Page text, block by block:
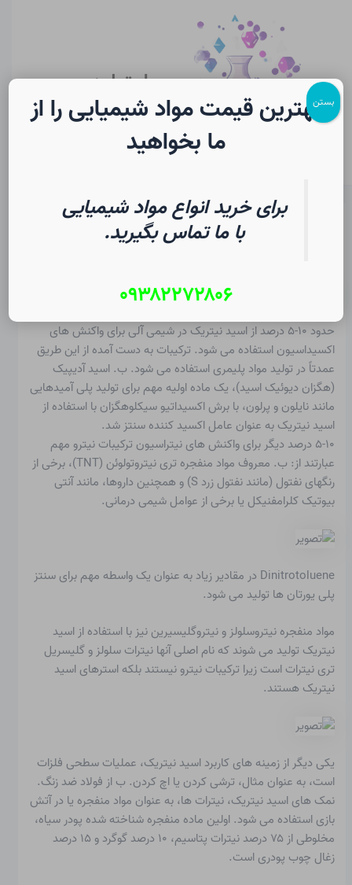
سایت لرن
شیمی
کاربردهای اسید نیتریک در شیمی
حدود ۱۰-۵ درصد از اسید نیتریک در شیمی آلی برای واکنش های
اکسیداسیون استفاده می شود. ترکیبات به دست آمده از این طریق
عمدتاً در تولید مواد پلیمری استفاده می شود. ب.اسید آدیپیک
(هگزان دیوئیک اسید)، یک ماده اولیه مهم برای تولید پلی آمیدهایی
مانند نایلون و پرلون، با برش اکسیداتیو سیکلوهگزان با استفاده از
اسید نیتریک به عنوان عامل اکسید کننده سنتز شد.
۵-۱۰ درصد دیگر برای
واکنش های نیتراسیون ترکیبات نیترو مهم
عبارتند از: ب. معروف مواد منفجره
تری نیتروتولوئن (TNT)، برخی از
رنگهای نفتول (مانند نفتول زرد S) و همچنین داروها، مانند آنتی
بیوتیک کلرامفنیکل یا برخی از عوامل شیمی درمانی.
Dinitrotoluene در مقادیر زیاد به عنوان یک واسطه مهم برای سنتز
پلی یورتان ها تولید می شود.
مواد منفجره نیتروسلولز و نیتروگلیسیرین نیز با استفاده از اسید
نیتریک تولید می شوند که نام اصلی آنها نیترات سلولز و گلیسریل
تری نیترات است زیرا ترکیبات نیترو نیستند بلکه استرهای اسید
نیتریک هستند.
یکی دیگر از زمینه های کاربرد اسید نیتریک، عملیات سطحی فلزات
است، به عنوان مثال، ترشی کردن یا اچ کردن. ب از فولاد ضد زنگ.
نمک های اسید نیتریک، نیترات ها، به عنوان مواد منفجره یا در آتش
بازی استفاده می شود. اولین ماده منفجره شناخته شده پودر سیاه،
مخلوطی از ۷۵ درصد نیترات پتاسیم، ۱۰ درصد گوگرد و ۱۵ درصد
زغال چوب پودری است.
بهترین قیمت مواد شیمیایی را از
ما بخواهید
برای خرید انواع مواد شیمیایی
با ما تماس بگیرید.
۰۹۳۸۲۲۷۲۸۰۶
بستن